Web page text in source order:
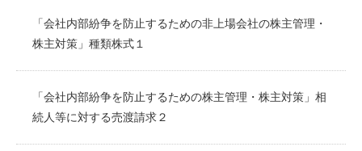
「会社内部紛争を防止するための非上場会社の株主管理・
株主対策」種類株式１
「会社内部紛争を防止するための株主管理・株主対策」相
続人等に対する売渡請求２